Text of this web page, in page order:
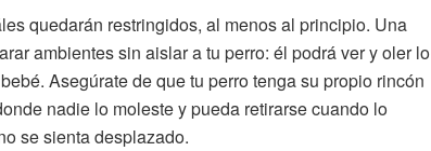
quedarán restringidos, al menos al principio. Una
ambientes sin aislar a tu perro: él podrá ver y oler lo
Asegúrate de que tu perro tenga su propio rincón
nadie lo moleste y pueda retirarse cuando lo
se sienta desplazado.